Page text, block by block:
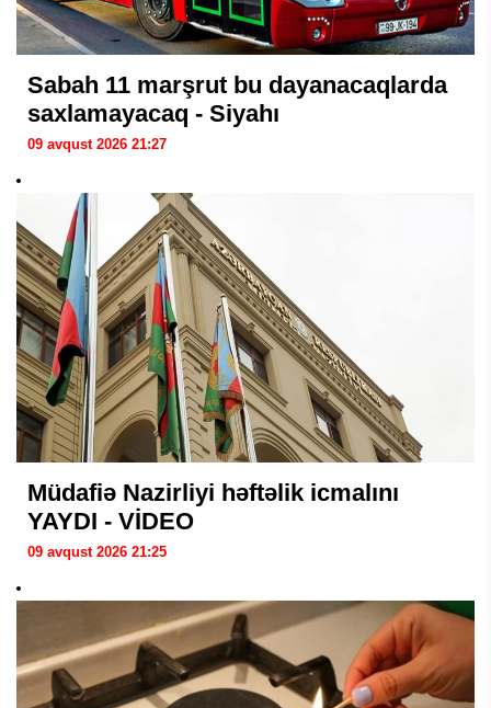
Sabah 11 marşrut bu dayanacaqlarda
saxlamayacaq - Siyahı
09 avqust 2026 21:27
Müdafiə Nazirliyi həftəlik icmalını
YAYDI - VİDEO
09 avqust 2026 21:25